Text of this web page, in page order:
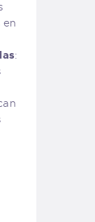
en
: